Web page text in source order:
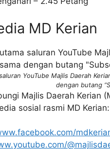
MD Kerian
YouTube Majlis Daerah
dengan butang
Majlis Daerah Kerian
sosial rasmi MD Kerian: